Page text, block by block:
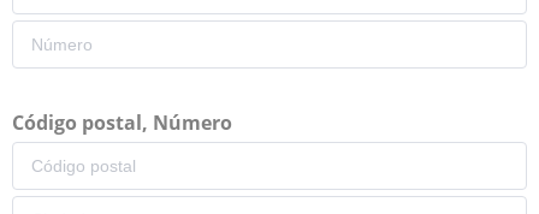
Código postal, Número